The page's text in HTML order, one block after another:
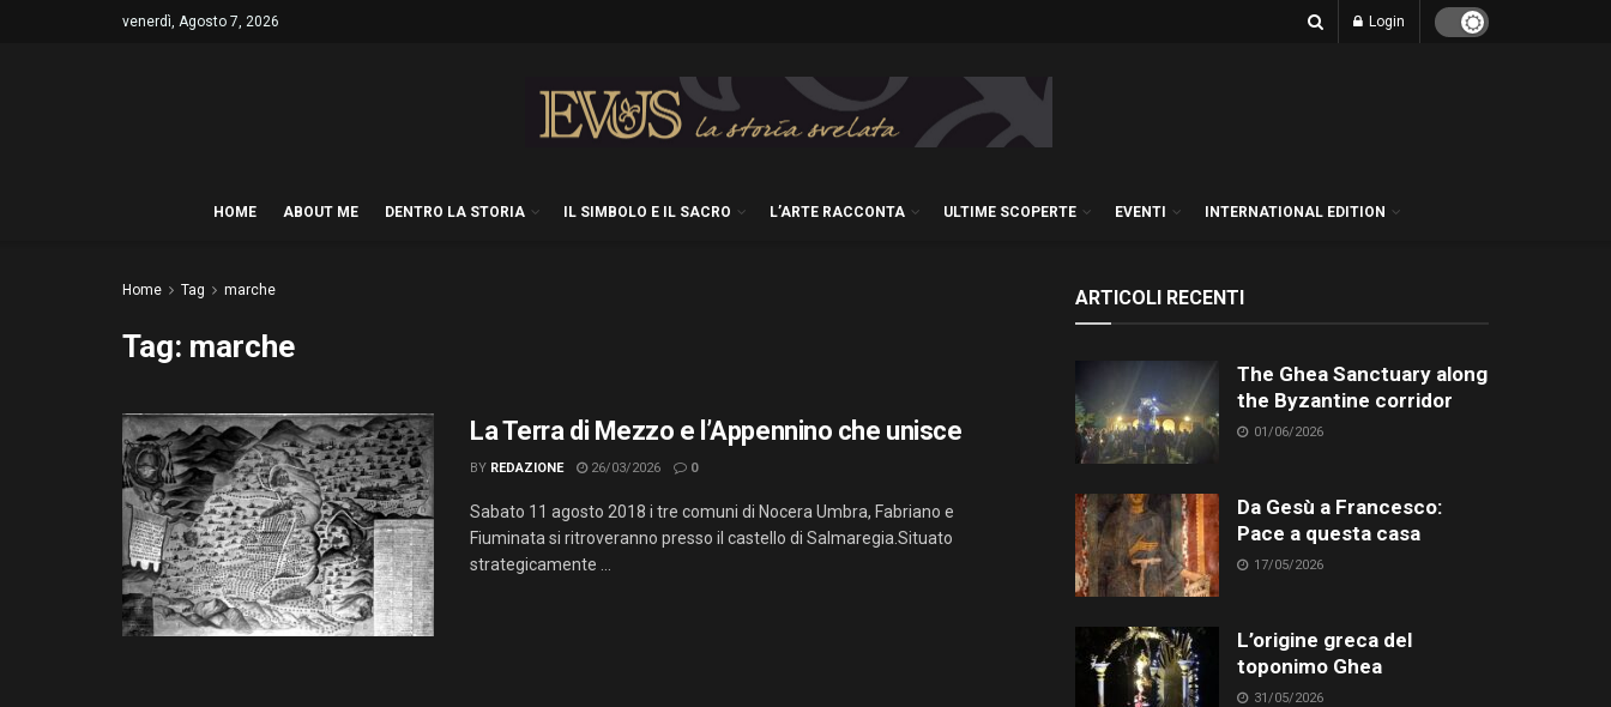
venerdì, Agosto 7, 2026 Login
HOME ABOUT ME DENTRO LA STORIA IL SIMBOLO E IL SACRO L’ARTE RACCONTA ULTIME SCOPERTE EVENTI INTERNATIONAL EDITION
Home Tag marche
Tag: marche
La Terra di Mezzo e l’Appennino che unisce
BY REDAZIONE 26/03/2026 0
Sabato 11 agosto 2018 i tre comuni di Nocera Umbra, Fabriano e
Fiuminata si ritroveranno presso il castello di Salmaregia.Situato
strategicamente ...
ARTICOLI RECENTI
The Ghea Sanctuary along
the Byzantine corridor
01/06/2026
Da Gesù a Francesco:
Pace a questa casa
17/05/2026
L’origine greca del
toponimo Ghea
31/05/2026